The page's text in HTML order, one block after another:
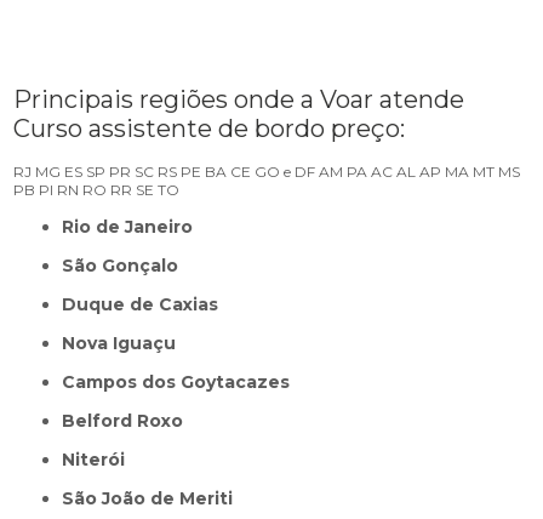
Principais regiões onde a Voar atende
Curso assistente de bordo preço:
RJ MG ES SP PR SC RS PE BA CE GO e DF AM PA AC AL AP MA MT MS
PB PI RN RO RR SE TO
Rio de Janeiro
São Gonçalo
Duque de Caxias
Nova Iguaçu
Campos dos Goytacazes
Belford Roxo
Niterói
São João de Meriti